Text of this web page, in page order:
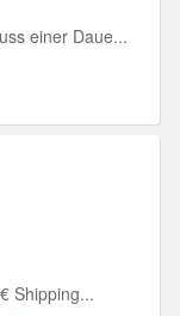
einer Daue...
Shipping...